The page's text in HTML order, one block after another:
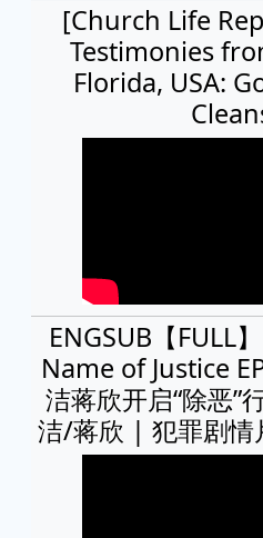
[Church Life
Testimonies
Florida, USA:
ENGSUB【FULL
Name of Justice
洁蒋欣开启“除恶”
洁/蒋欣 | 犯罪剧